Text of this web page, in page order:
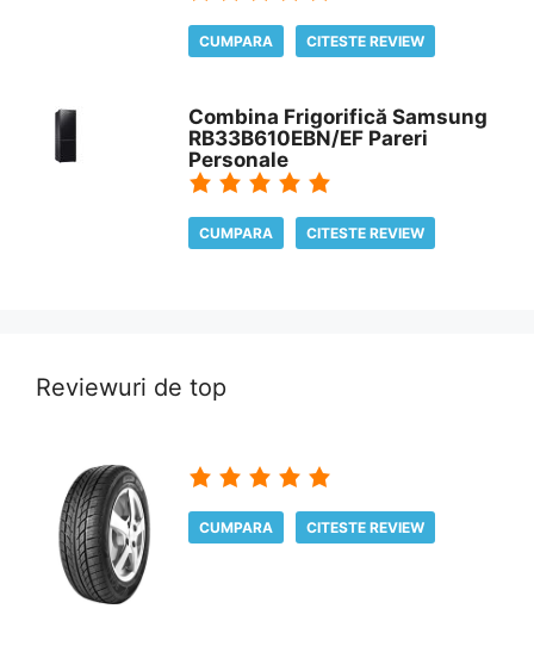
CUMPARA CITESTE REVIEW
Combina Frigorifică Samsung
RB33B610EBN/EF Pareri
Personale
CUMPARA CITESTE REVIEW
Reviewuri de top
CUMPARA CITESTE REVIEW